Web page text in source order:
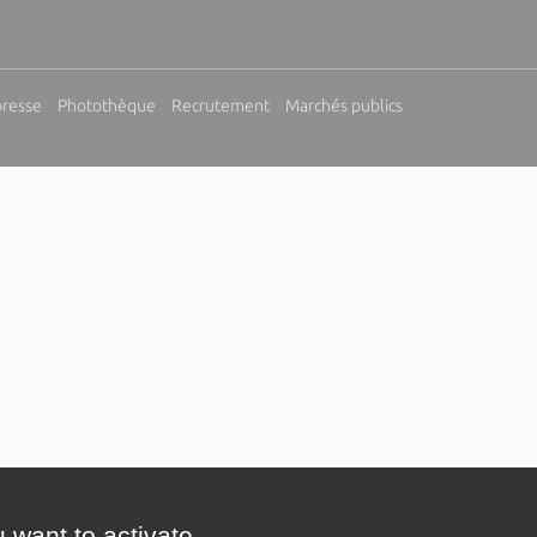
Photothèque Recrutement Marchés publics